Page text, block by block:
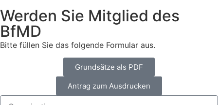
Werden Sie Mitglied des
BfMD
Bitte füllen Sie das folgende Formular aus.
Grundsätze als PDF
Antrag zum Ausdrucken